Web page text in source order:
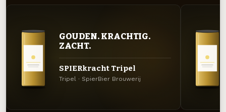
GOUDEN. KRACHTIG.
ZACHT.
SPIERkracht Tripel
Tripel · SpierBier Brouwerij